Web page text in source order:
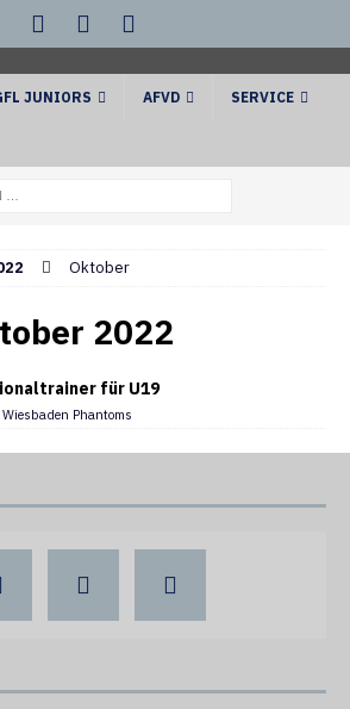
JUNIORS AFVD SERVICE
Oktober
2022
für U19
Wiesbaden Phantoms